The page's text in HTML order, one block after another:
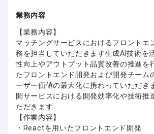
業務内容
【業務内容】
マッチングサービスにおけるフロントエ
務を担当していただきます生成AI技術を
性向上やアウトプット品質改善の推進を
たフロントエンド開発および開発チーム
ーザー価値の最大化に携わっていただき
開サービスにおける開発効率化や技術推
ただきます
【作業内容】
・Reactを用いたフロントエンド開発